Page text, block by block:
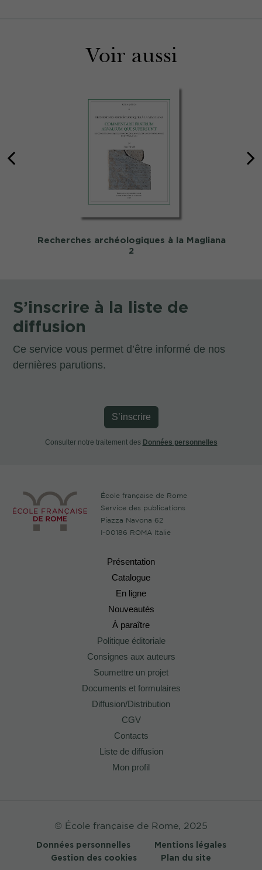
Voir aussi
Recherches archéologiques à la Magliana
2
S’inscrire à la liste de
diffusion
Ce service vous permet d’être informé de nos
dernières parutions.
S’inscrire
Consulter notre traitement des Données personnelles
École française de Rome
Service des publications
Piazza Navona 62
I-00186 ROMA Italie
Présentation
Catalogue
En ligne
Nouveautés
À paraître
Politique éditoriale
Consignes aux auteurs
Soumettre un projet
Documents et formulaires
Diffusion/Distribution
CGV
Contacts
Liste de diffusion
Mon profil
© École française de Rome, 2025
Données personnelles
Mentions légales
Gestion des cookies
Plan du site